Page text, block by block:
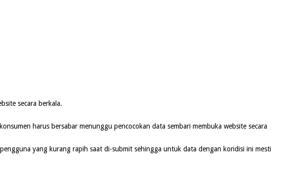
secara berkala.
harus bersabar menunggu pencocokan data sembari membuka website secara
yang kurang rapih saat di-submit sehingga untuk data dengan kondisi ini mesti